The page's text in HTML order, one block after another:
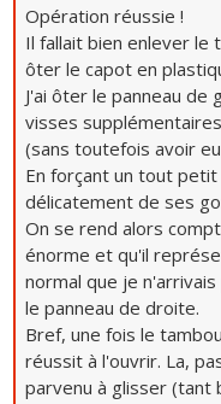
Opération réussie !
Il fallait bien enlever le
ôter le capot en
J'ai ôter le panneau de
visses
(sans toutefois avoir
En forçant un tout
délicatement de ses
On se rend alors
énorme et qu'il
normal que je
le panneau de droite.
Bref, une fois le
réussit à l'ouvrir. La,
parvenu à glisser (tant